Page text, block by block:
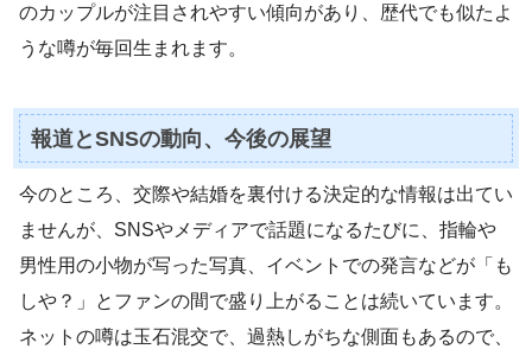
のカップルが注目されやすい傾向があり、歴代でも似たよ
うな噂が毎回生まれます。
報道とSNSの動向、今後の展望
今のところ、交際や結婚を裏付ける決定的な情報は出てい
ませんが、SNSやメディアで話題になるたびに、指輪や
男性用の小物が写った写真、イベントでの発言などが「も
しや？」とファンの間で盛り上がることは続いています。
ネットの噂は玉石混交で、過熱しがちな側面もあるので、